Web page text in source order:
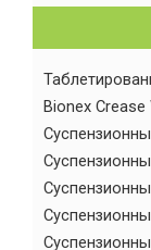
Bionex